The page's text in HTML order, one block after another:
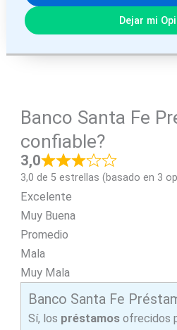
Dejar mi
Banco Santa Fe
confiable?
3,0
3,0 de 5 estrellas (basado en 3
Excelente
Muy Buena
Promedio
Mala
Muy Mala
Banco Santa Fe
Sí, los préstamos ofrecidos